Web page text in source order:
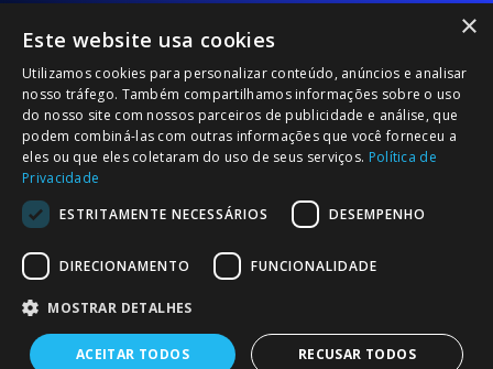
Calendário da 2ª Divisão - Série B - 2025-2026
Calendário da Época
NOTÍCIAS/COMUNICADOS
Notícias
Comunicados
© 2026 Associação Futebol Popular Barcelos
×
Este website usa cookies
Utilizamos cookies para personalizar conteúdo, anúncios e analisar
nosso tráfego. Também compartilhamos informações sobre o uso
do nosso site com nossos parceiros de publicidade e análise, que
podem combiná-las com outras informações que você forneceu a
eles ou que eles coletaram do uso de seus serviços. Política de
Privacidade
ESTRITAMENTE NECESSÁRIOS
DESEMPENHO
DIRECIONAMENTO FUNCIONALIDADE
MOSTRAR DETALHES
ACEITAR TODOS RECUSAR TODOS